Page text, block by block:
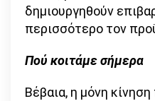
δημιουργηθούν
περισσότερο τον
Πού κοιτάμε σήμερα
Βέβαια, η μόνη